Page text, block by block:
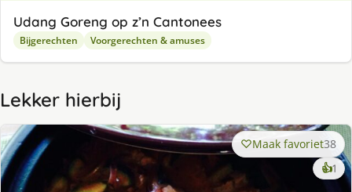
Udang Goreng op z’n Cantonees
Bijgerechten Voorgerechten & amuses
Lekker hierbij
Maak favoriet38
👍1